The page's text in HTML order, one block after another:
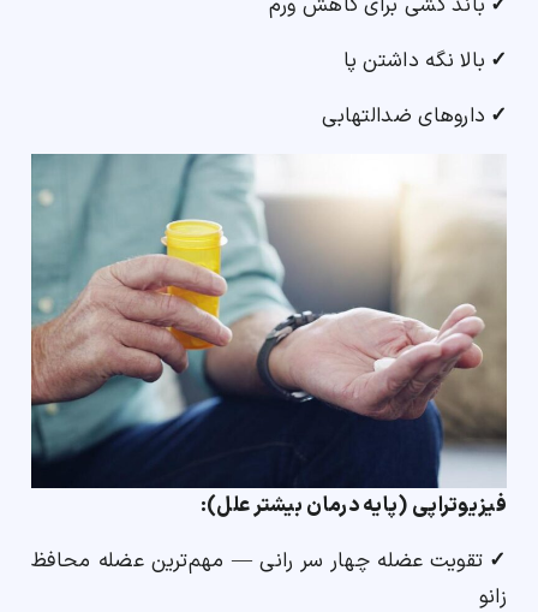
✓ باند کشی برای کاهش ورم
✓ بالا نگه داشتن پا
✓ داروهای ضدالتهابی
فیزیوتراپی (پایه درمان بیشتر علل):
✓ تقویت عضله چهار سر رانی — مهم‌ترین عضله محافظ
زانو